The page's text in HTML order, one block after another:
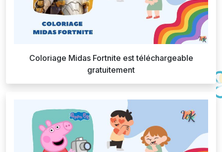
Coloriage Midas Fortnite est téléchargeable
gratuitement